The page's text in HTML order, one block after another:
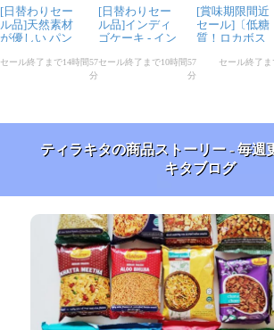
ティラキタの商品ストーリー - 毎
キタブログ